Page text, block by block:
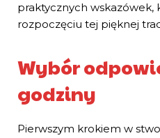
praktycznych
rozpoczęciu tej pięknej
Wybór
godziny
Pierwszym krokiem w